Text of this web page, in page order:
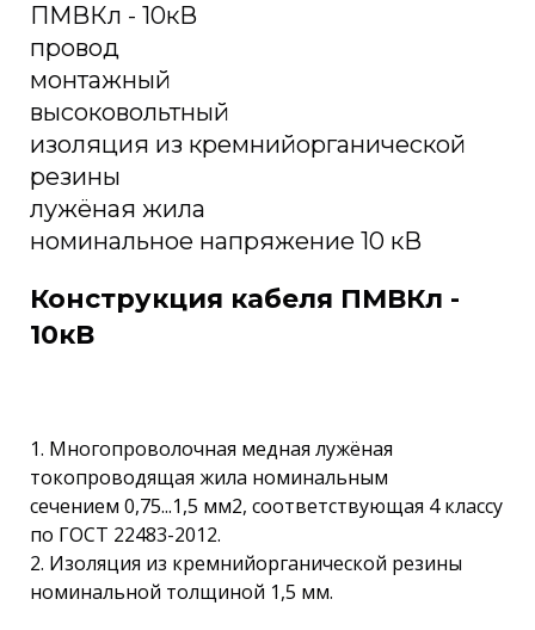
ПМВКл - 10кВ
провод
монтажный
высоковольтный
изоляция из кремнийорганической
резины
лужёная жила
номинальное напряжение 10 кВ
Конструкция кабеля ПМВКл -
10кВ
1. Многопроволочная медная лужёная
токопроводящая жила номинальным
сечением 0,75...1,5 мм2, соответствующая 4 классу
по ГОСТ 22483-2012.
2. Изоляция из кремнийорганической резины
номинальной толщиной 1,5 мм.